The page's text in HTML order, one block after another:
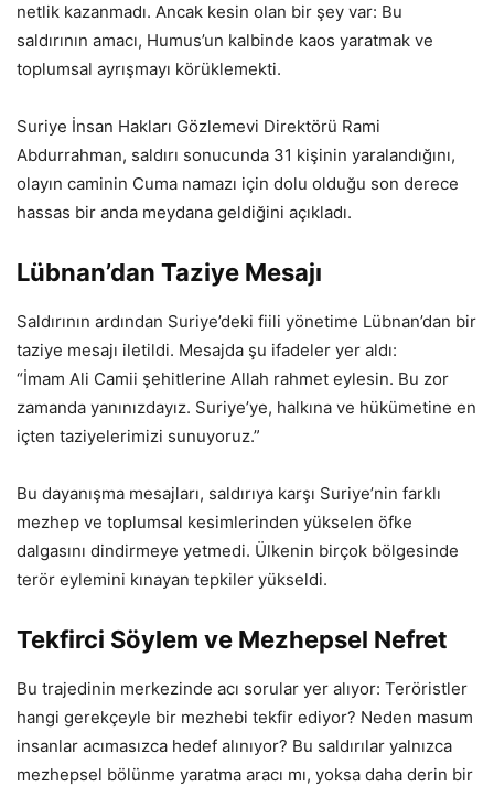
netlik kazanmadı. Ancak kesin olan bir şey var: Bu
saldırının amacı, Humus’un kalbinde kaos yaratmak ve
toplumsal ayrışmayı körüklemekti.
Suriye İnsan Hakları Gözlemevi Direktörü Rami
Abdurrahman, saldırı sonucunda 31 kişinin yaralandığını,
olayın caminin Cuma namazı için dolu olduğu son derece
hassas bir anda meydana geldiğini açıkladı.
Lübnan’dan Taziye Mesajı
Saldırının ardından Suriye’deki fiili yönetime Lübnan’dan bir
taziye mesajı iletildi. Mesajda şu ifadeler yer aldı:
“İmam Ali Camii şehitlerine Allah rahmet eylesin. Bu zor
zamanda yanınızdayız. Suriye’ye, halkına ve hükümetine en
içten taziyelerimizi sunuyoruz.”
Bu dayanışma mesajları, saldırıya karşı Suriye’nin farklı
mezhep ve toplumsal kesimlerinden yükselen öfke
dalgasını dindirmeye yetmedi. Ülkenin birçok bölgesinde
terör eylemini kınayan tepkiler yükseldi.
Tekfirci Söylem ve Mezhepsel Nefret
Bu trajedinin merkezinde acı sorular yer alıyor: Teröristler
hangi gerekçeyle bir mezhebi tekfir ediyor? Neden masum
insanlar acımasızca hedef alınıyor? Bu saldırılar yalnızca
mezhepsel bölünme yaratma aracı mı, yoksa daha derin bir